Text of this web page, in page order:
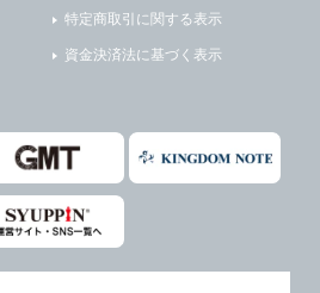
特定商取引に関する表示
資金決済法に基づく表示